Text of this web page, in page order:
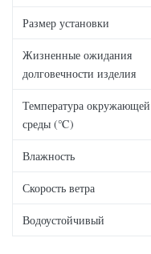
Размер установки
Жизненные ожидания
долговечности изделия
Температура окружающей
среды (℃)
Влажность
Скорость ветра
Водоустойчивый